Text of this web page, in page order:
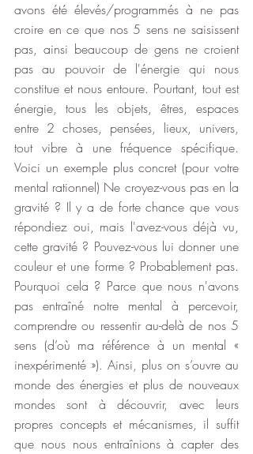
avons été élevés/programmés à ne pas
croire en ce que nos 5 sens ne saisissent
pas, ainsi beaucoup de gens ne croient
pas au pouvoir de l'énergie qui nous
constitue et nous entoure. Pourtant, tout est
énergie, tous les objets, êtres, espaces
entre 2 choses, pensées, lieux, univers,
tout vibre à une fréquence spécifique.
Voici un exemple plus concret (pour votre
mental rationnel) Ne croyez-vous pas en la
gravité ? Il y a de forte chance que vous
répondiez oui, mais l'avez-vous déjà vu,
cette gravité ? Pouvez-vous lui donner une
couleur et une forme ? Probablement pas.
Pourquoi cela ? Parce que nous n'avons
pas entraîné notre mental à percevoir,
comprendre ou ressentir au-delà de nos 5
sens (d’où ma référence à un mental «
inexpérimenté »). Ainsi, plus on s’ouvre au
monde des énergies et plus de nouveaux
mondes sont à découvrir, avec leurs
propres concepts et mécanismes, il suffit
que nous nous entraînions à capter des